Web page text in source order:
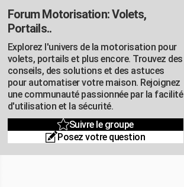
Forum Motorisation: Volets,
Portails..
Explorez l'univers de la motorisation pour
volets, portails et plus encore. Trouvez des
conseils, des solutions et des astuces
pour automatiser votre maison. Rejoignez
une communauté passionnée par la facilité
d'utilisation et la sécurité.
Suivre le groupe
Posez votre question